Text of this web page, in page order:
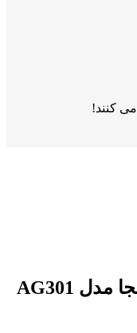
کنند!
معرفی سرخ کن و گریل نینجا مدل AG301